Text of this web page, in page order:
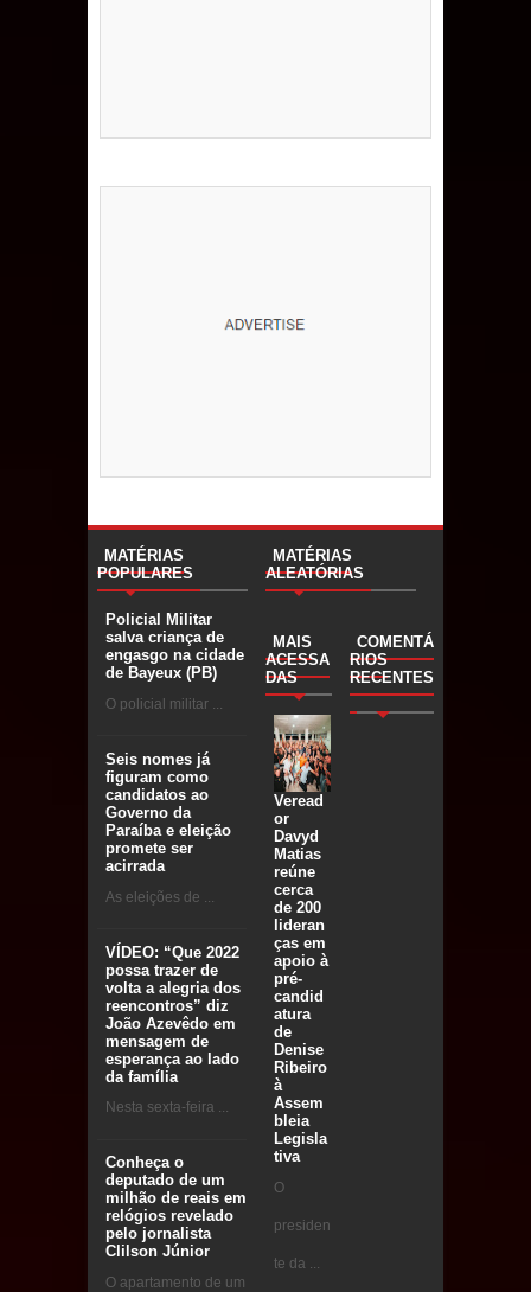
MATÉRIAS
POPULARES
Policial Militar
salva criança de
engasgo na cidade
de Bayeux (PB)
O policial militar ...
Seis nomes já
figuram como
candidatos ao
Governo da
Paraíba e eleição
promete ser
acirrada
As eleições de ...
VÍDEO: “Que 2022
possa trazer de
volta a alegria dos
reencontros” diz
João Azevêdo em
mensagem de
esperança ao lado
da família
Nesta sexta-feira ...
Conheça o
deputado de um
milhão de reais em
relógios revelado
pelo jornalista
Clilson Júnior
O apartamento de um
MATÉRIAS
ALEATÓRIAS
MAIS
ACESSA
DAS
Veread
or
Davyd
Matias
reúne
cerca
de 200
lideran
ças em
apoio à
pré-
candid
atura
de
Denise
Ribeiro
à
Assem
bleia
Legisla
tiva
O
presiden
te da ...
COMENTÁ
RIOS
RECENTES